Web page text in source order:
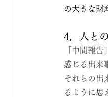
の大きな財
4．人と
「中間報
感じる出来
それらの出
るように思